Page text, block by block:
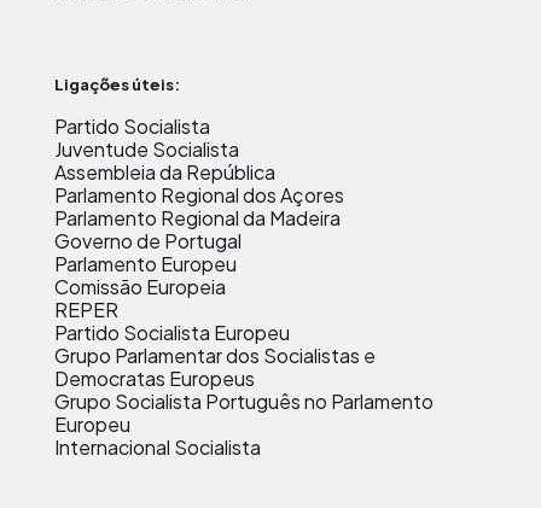
Ligações úteis:
Partido Socialista
Juventude Socialista
Assembleia da República
Parlamento Regional dos Açores
Parlamento Regional da Madeira
Governo de Portugal
Parlamento Europeu
Comissão Europeia
REPER
Partido Socialista Europeu
Grupo Parlamentar dos Socialistas e
Democratas Europeus
Grupo Socialista Português no Parlamento
Europeu
Internacional Socialista